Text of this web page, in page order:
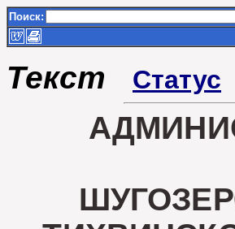
Поиск:
Текст Статус